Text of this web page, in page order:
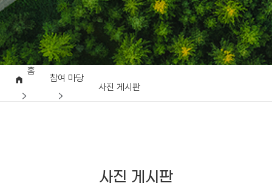
홈
참여 마당
사진 게시판
사진 게시판